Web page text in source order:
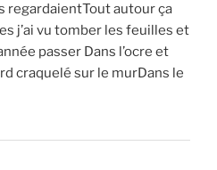
regardaientTout autour ça
j’ai vu tomber les feuilles et
passer Dans l’ocre et
craquelé sur le murDans le